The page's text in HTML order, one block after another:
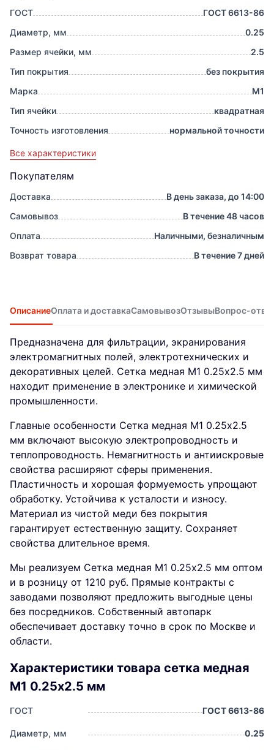
ГОСТ
ГОСТ 6613-86
Диаметр, мм
0.25
Размер ячейки, мм
2.5
Тип покрытия
без покрытия
Марка
М1
Тип ячейки
квадратная
Точность изготовления
нормальной точности
Все характеристики
Покупателям
Доставка
В день заказа, до 14:00
Самовывоз
В течение 48 часов
Оплата
Наличными, безналичным
Возврат товара
В течение 7 дней
ОписаниеОплата и доставкаСамовывозОтзывыВопрос-
Предназначена для фильтрации, экранирования
электромагнитных полей, электротехнических и
декоративных целей. Сетка медная М1 0.25х2.5 мм
находит применение в электронике и химической
промышленности.
Главные особенности Сетка медная М1 0.25х2.5
мм включают высокую электропроводность и
теплопроводность. Немагнитность и антиискровые
свойства расширяют сферы применения.
Пластичность и хорошая формуемость упрощают
обработку. Устойчива к усталости и износу.
Материал из чистой меди без покрытия
гарантирует естественную защиту. Сохраняет
свойства длительное время.
Мы реализуем Сетка медная М1 0.25х2.5 мм оптом
и в розницу от 1210 руб. Прямые контракты с
заводами позволяют предложить выгодные цены
без посредников. Собственный автопарк
обеспечивает доставку точно в срок по Москве и
области.
Характеристики товара сетка медная
М1 0.25х2.5 мм
ГОСТ ГОСТ 6613-86
Диаметр, мм 0.25